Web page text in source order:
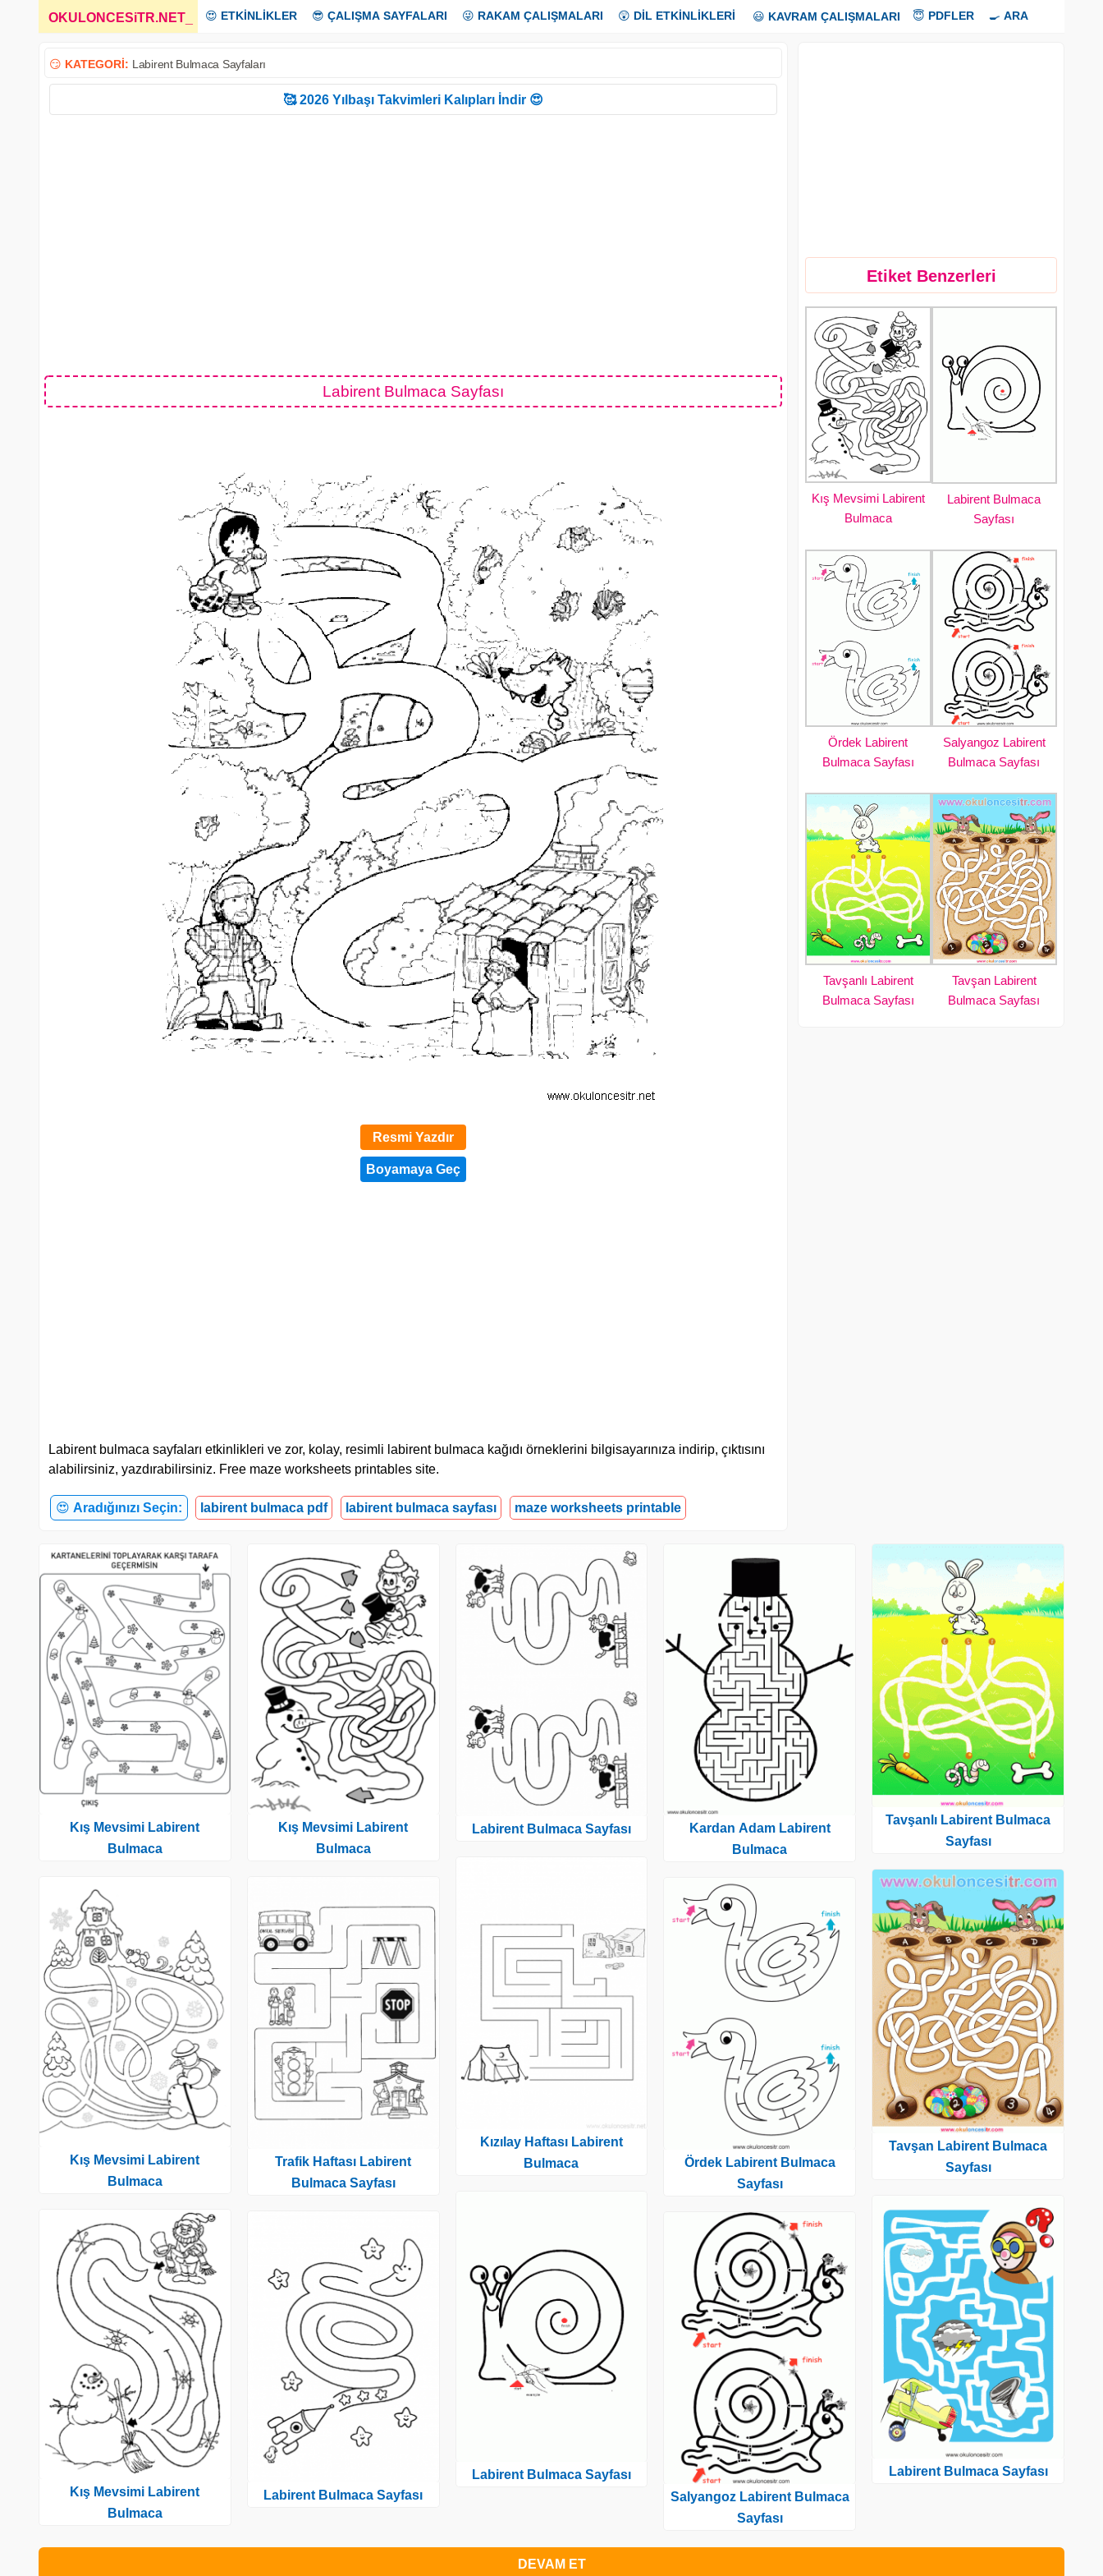
OKULONCESiTR.NET 😍 ETKİNLİKLER 😎 ÇALIŞMA SAYFALARI 😜 RAKAM ÇALIŞMALARI 😲 DİL ETKİNLİKLERİ 😃 KAVRAM ÇALIŞMALARI 😇 PDFLER 🍳 ARA
😏 KATEGORİ: Labirent Bulmaca Sayfaları
🥰 2026 Yılbaşı Takvimleri Kalıpları İndir 😍
Labirent Bulmaca Sayfası
Resmi Yazdır
Labirent bulmaca sayfaları etkinlikleri ve zor, kolay, resimli labirent bulmaca kağıdı örneklerini bilgisayarınıza indirip, çıktısını
alabilirsiniz, yazdırabilirsiniz. Free maze worksheets printables site.
😍 Aradığınızı Seçin: labirent bulmaca pdf labirent bulmaca sayfası maze worksheets printable
Etiket Benzerleri
Kış Mevsimi Labirent
Bulmaca
Labirent Bulmaca
Sayfası
Ördek Labirent
Bulmaca Sayfası
Salyangoz Labirent
Bulmaca Sayfası
Tavşanlı Labirent
Bulmaca Sayfası
Tavşan Labirent
Bulmaca Sayfası
Kış Mevsimi Labirent
Bulmaca
Kış Mevsimi Labirent
Bulmaca
Kış Mevsimi Labirent
Bulmaca
Kış Mevsimi Labirent
Bulmaca
Trafik Haftası Labirent
Bulmaca Sayfası
Labirent Bulmaca Sayfası
Labirent Bulmaca Sayfası
Kızılay Haftası Labirent
Bulmaca
Labirent Bulmaca Sayfası
Kardan Adam Labirent
Bulmaca
Ördek Labirent Bulmaca
Sayfası
Salyangoz Labirent Bulmaca
Sayfası
Tavşanlı Labirent Bulmaca
Sayfası
Tavşan Labirent Bulmaca
Sayfası
Labirent Bulmaca Sayfası
DEVAM ET